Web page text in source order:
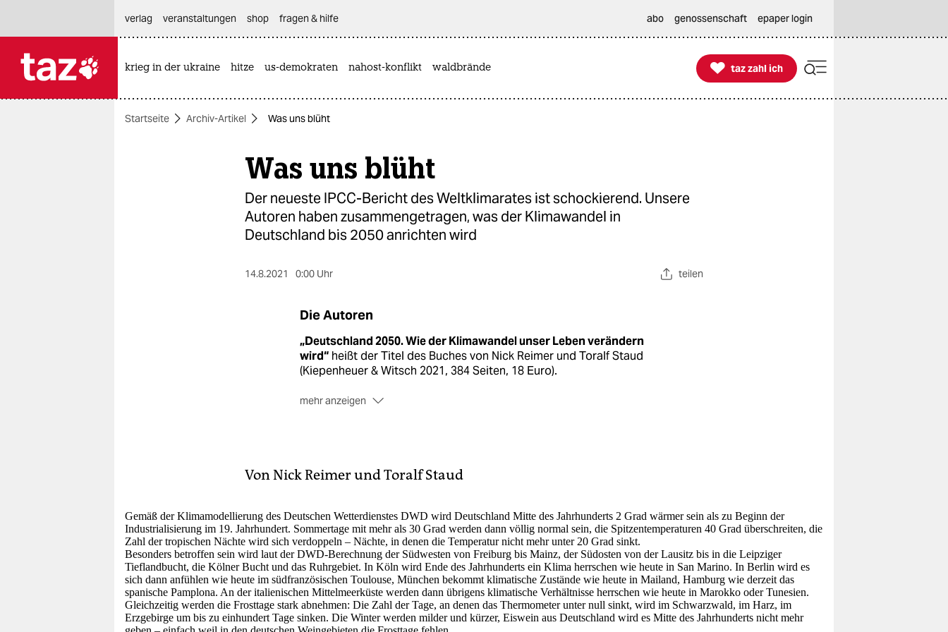
themen
fragen & hilfe
unterstützen
abo
genossenschaft
verlag
veranstaltungen shop fragen & hilfe abo genossenschaft epaper login
krieg in der ukraine hitze us-demokraten nahost-konflikt waldbrände 
taz zahl ich
taz zahl ich
Startseite Archiv-Artikel Was uns blüht
Was uns blüht
Der neueste IPCC-Bericht des Weltklimarates ist schockierend. Unsere
Autoren haben zusammengetragen, was der Klimawandel in
Deutschland bis 2050 anrichten wird
14.8.2021 0:00 Uhr teilen
Die Autoren
„Deutschland 2050. Wie der Klimawandel unser Leben verändern
wird“heißt der Titel des Buches von Nick Reimer und Toralf Staud
(Kiepenheuer & Witsch 2021, 384 Seiten, 18 Euro).
mehr anzeigen
Wie präzise diese Berechnung ist, zeigt sich, wenn das Modell
denen, die das Modell berechnete.
VonNick ReimerundToralf Staud
Gemäß der Klimamodellierung des Deutschen Wetterdienstes DWD wird Deutschland Mitte des Jahrhunderts 2 Grad wärmer sein als zu Beginn der
Industrialisierung im 19. Jahrhundert. Sommertage mit mehr als 30 Grad werden dann völlig normal sein, die Spitzentemperaturen 40 Grad überschreiten, die
Zahl der tropischen Nächte wird sich verdoppeln – Nächte, in denen die Temperatur nicht mehr unter 20 Grad sinkt.
Besonders betroffen sein wird laut der DWD-Berechnung der Südwesten von Freiburg bis Mainz, der Südosten von der Lausitz bis in die Leipziger
Tieflandbucht, die Kölner Bucht und das Ruhrgebiet. In Köln wird Ende des Jahrhunderts ein Klima herrschen wie heute in San Marino. In Berlin wird es
sich dann anfühlen wie heute im südfranzösischen Toulouse, München bekommt klimatische Zustände wie heute in Mailand, Hamburg wie derzeit das
spanische Pamplona. An der italienischen Mittelmeerküste werden dann übrigens klimatische Verhältnisse herrschen wie heute in Marokko oder Tunesien.
Gleichzeitig werden die Frosttage stark abnehmen: Die Zahl der Tage, an denen das Thermometer unter null sinkt, wird im Schwarzwald, im Harz, im
Erzgebirge um bis zu einhundert Tage sinken. Die Winter werden milder und kürzer, Eiswein aus Deutschland wird es Mitte des Jahrhunderts nicht mehr